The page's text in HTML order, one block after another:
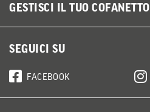
GESTISCI IL TUO COFANETTO
SEGUICI SU
FACEBOOK